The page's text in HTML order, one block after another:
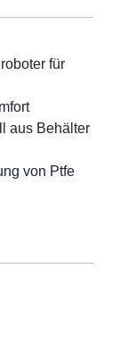
für
aus Behälter
von Ptfe